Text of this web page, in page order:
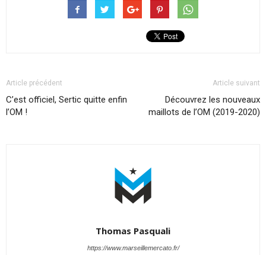
Article précédent
C’est officiel, Sertic quitte enfin
l’OM !
Article suivant
Découvrez les nouveaux
maillots de l’OM (2019-2020)
Thomas Pasquali
https://www.marseillemercato.fr/